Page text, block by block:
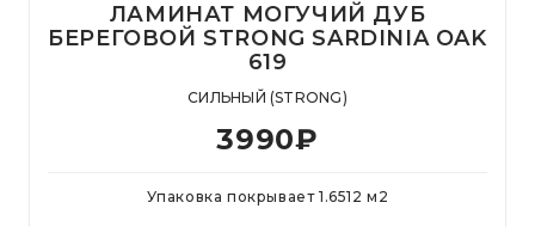
ЛАМИНАТ МОГУЧИЙ ДУБ
БЕРЕГОВОЙ STRONG SARDINIA OAK
619
СИЛЬНЫЙ (STRONG)
3990₽
Упаковка покрывает 1.6512 м 2